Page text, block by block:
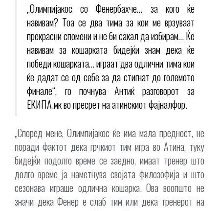
„Олимпијакос со Фенербахче… за кого ќе
навивам? Тоа се два тима за кои ме врзуваат
прекрасни спомени и не би сакал да избирам… Ќе
навивам за кошарката бидејќи знам дека ќе
победи кошарката… играат два одлични тима кои
ќе дадат се од себе за да стигнат до големото
финале“, го почнува Антиќ разговорот за
ЕКИПА.мк во пресрет на атинскиот фајналфор.
„Според мене, Олимпијакос ќе има мала предност, не
поради фактот дека грчкиот тим игра во Атина, туку
бидејќи подолго време се заедно, имаат тренер што
долго време ја наметнува својата филозофија и што
сезонава играше одлична кошарка. Ова воопшто не
значи дека Фенер е слаб тим или дека тренерот на